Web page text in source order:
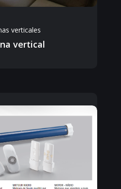
verticales
vertical